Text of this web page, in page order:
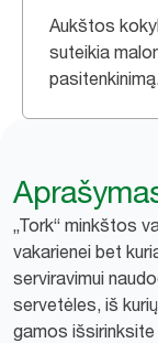
Aukštos
suteikia
„Tork“ minkštos
vakarienei bet
serviravimui
servetėles, iš
gamos išsirinksite